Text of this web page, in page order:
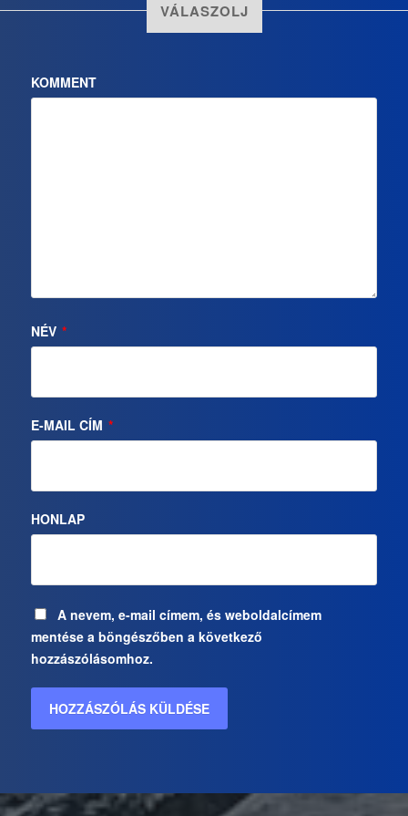
VÁLASZOLJ
KOMMENT
NÉV *
E-MAIL CÍM *
HONLAP
A nevem, e-mail címem, és weboldalcímem
mentése a böngészőben a következő
hozzászólásomhoz.